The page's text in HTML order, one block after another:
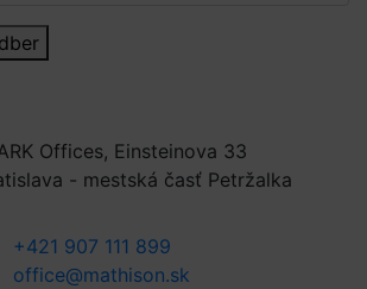
Offices, Einsteinova 33
- mestská časť Petržalka
+421 907 111 899
office@mathison.sk